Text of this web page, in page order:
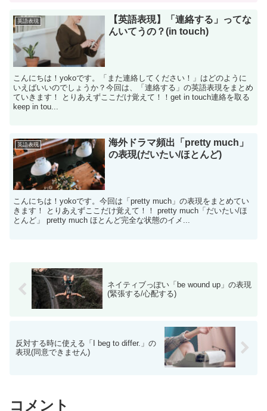
英語表現
【英語表現】「連絡する」ってな
んいてうの？(in touch)
こんにちは！yokoです。「また連絡してください！」はどのように
いえばいいのでしょうか？今回は、「連絡する」の英語表現をまとめ
ていきます！ とりあえずここだけ覚えて！！get in touch連絡を取る
keep in tou...
英語表現
海外ドラマ頻出「pretty much」
の表現(だいたい/ほとんど)
こんにちは！yokoです。今回は「pretty much」の表現をまとめてい
きます！ とりあえずここだけ覚えて！！ pretty much「だいたい/ほ
とんど」 pretty much ほとんど完全な状態のイメ...
ネイティブっぽい「be wound up」の表現
(緊張する/心配する)
反対する時に使える「I beg to differ.」の
表現(同意できません)
コメント